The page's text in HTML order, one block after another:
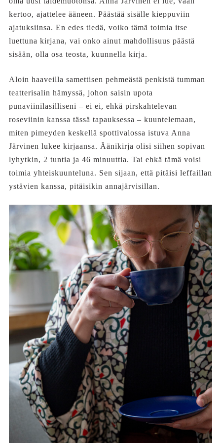
kertoo, ajattelee ääneen. Päästää sisälle kieppuviin
ajatuksiinsa. En edes tiedä, voiko tämä toimia itse
luettuna kirjana, vai onko ainut mahdollisuus päästä
sisään, olla osa teosta, kuunnella kirja.
Aloin haaveilla samettisen pehmeästä penkistä tumman
teatterisalin hämyssä, johon saisin upota
punaviinilasilliseni – ei ei, ehkä pirskahtelevan
roseviinin kanssa tässä tapauksessa – kuuntelemaan,
miten pimeyden keskellä spottivalossa istuva Anna
Järvinen lukee kirjaansa. Äänikirja olisi siihen sopivan
lyhytkin, 2 tuntia ja 46 minuuttia. Tai ehkä tämä voisi
toimia yhteiskuunteluna. Sen sijaan, että pitäisi leffaillan
ystävien kanssa, pitäisikin annajärvisillan.